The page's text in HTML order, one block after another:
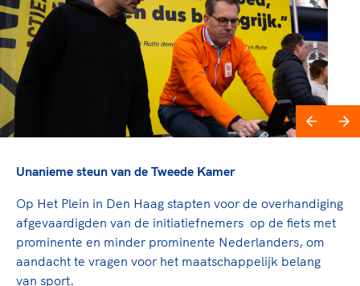
Unanieme steun van de Tweede Kamer
Op Het Plein in Den Haag stapten voor de overhandiging
afgevaardigden van de initiatiefnemers op de fiets met
prominente en minder prominente Nederlanders, om
aandacht te vragen voor het maatschappelijk belang
van sport.